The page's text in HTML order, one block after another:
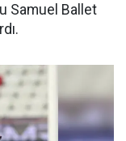
Samuel Ballet